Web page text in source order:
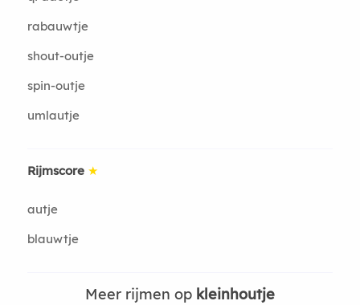
rabauwtje
shout-outje
spin-outje
umlautje
Rijmscore ★
autje
blauwtje
Meer rijmen op kleinhoutje